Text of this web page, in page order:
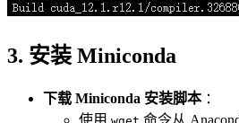
3. 安装 Miniconda
下载 Miniconda 安装脚本：